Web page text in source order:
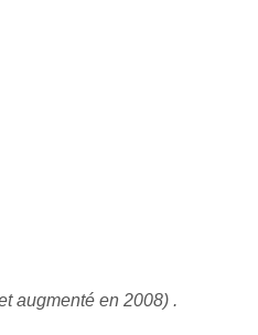
augmenté en 2008) .